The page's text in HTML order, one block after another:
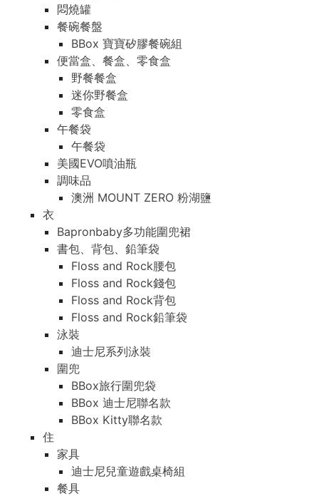
悶燒罐
餐碗餐盤
BBox 寶寶矽膠餐碗組
便當盒、餐盒、零食盒
野餐餐盒
迷你野餐盒
零食盒
午餐袋
午餐袋
美國EVO噴油瓶
調味品
澳洲 MOUNT ZERO 粉湖鹽
衣
Bapronbaby多功能圍兜裙
書包、背包、鉛筆袋
Floss and Rock腰包
Floss and Rock錢包
Floss and Rock背包
Floss and Rock鉛筆袋
泳裝
迪士尼系列泳裝
圍兜
BBox旅行圍兜袋
BBox 迪士尼聯名款
BBox Kitty聯名款
住
家具
迪士尼兒童遊戲桌椅組
餐具